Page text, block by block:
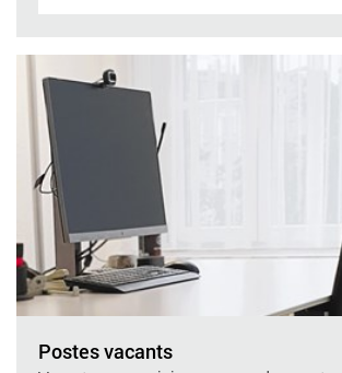
Postes vacants